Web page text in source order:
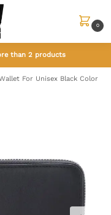
0
than 2 products
For Unisex Black Color